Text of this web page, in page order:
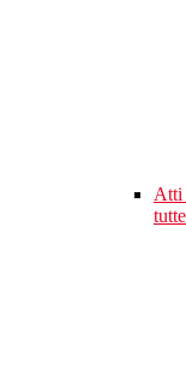
Atti